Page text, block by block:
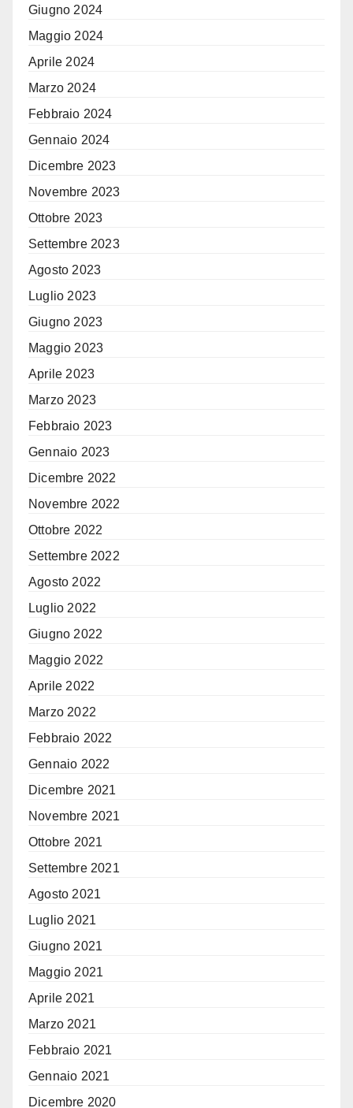
Giugno 2024
Maggio 2024
Aprile 2024
Marzo 2024
Febbraio 2024
Gennaio 2024
Dicembre 2023
Novembre 2023
Ottobre 2023
Settembre 2023
Agosto 2023
Luglio 2023
Giugno 2023
Maggio 2023
Aprile 2023
Marzo 2023
Febbraio 2023
Gennaio 2023
Dicembre 2022
Novembre 2022
Ottobre 2022
Settembre 2022
Agosto 2022
Luglio 2022
Giugno 2022
Maggio 2022
Aprile 2022
Marzo 2022
Febbraio 2022
Gennaio 2022
Dicembre 2021
Novembre 2021
Ottobre 2021
Settembre 2021
Agosto 2021
Luglio 2021
Giugno 2021
Maggio 2021
Aprile 2021
Marzo 2021
Febbraio 2021
Gennaio 2021
Dicembre 2020